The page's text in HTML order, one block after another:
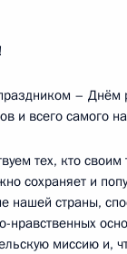
– Днём
и всего самого
тех, кто своим
сохраняет и
нашей страны,
нравственных
миссию и,